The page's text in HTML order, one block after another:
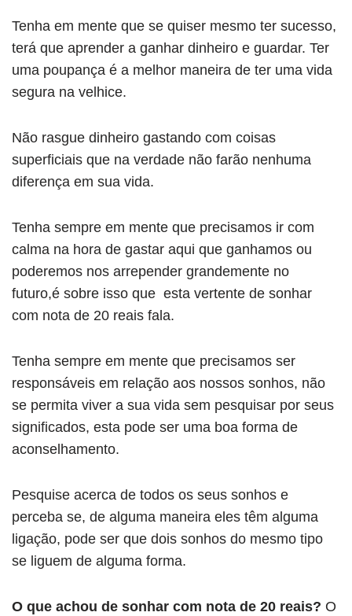
Tenha em mente que se quiser mesmo ter sucesso,
terá que aprender a ganhar dinheiro e guardar. Ter
uma poupança é a melhor maneira de ter uma vida
segura na velhice.
Não rasgue dinheiro gastando com coisas
superficiais que na verdade não farão nenhuma
diferença em sua vida.
Tenha sempre em mente que precisamos ir com
calma na hora de gastar aqui que ganhamos ou
poderemos nos arrepender grandemente no
futuro,é sobre isso que esta vertente de sonhar
com nota de 20 reais fala.
Tenha sempre em mente que precisamos ser
responsáveis em relação aos nossos sonhos, não
se permita viver a sua vida sem pesquisar por seus
significados, esta pode ser uma boa forma de
aconselhamento.
Pesquise acerca de todos os seus sonhos e
perceba se, de alguma maneira eles têm alguma
ligação, pode ser que dois sonhos do mesmo tipo
se liguem de alguma forma.
O que achou de sonhar com nota de 20 reais? O